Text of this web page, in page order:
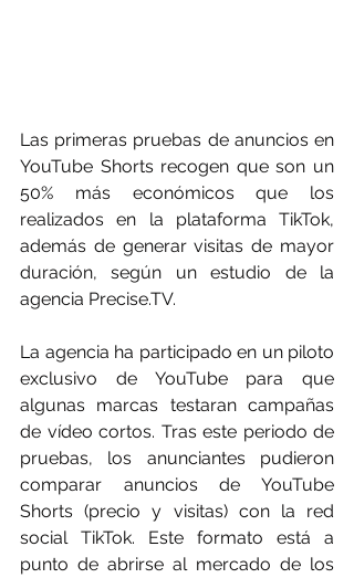
Las primeras pruebas de anuncios en
YouTube Shorts recogen que son un
50% más económicos que los
realizados en la plataforma TikTok,
además de generar visitas de mayor
duración, según un estudio de la
agencia Precise.TV.
La agencia ha participado en un piloto
exclusivo de YouTube para que
algunas marcas testaran campañas
de vídeo cortos. Tras este periodo de
pruebas, los anunciantes pudieron
comparar anuncios de YouTube
Shorts (precio y visitas) con la red
social TikTok. Este formato está a
punto de abrirse al mercado de los